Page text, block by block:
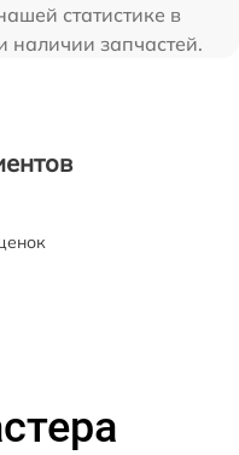
статистике в
наличии запчастей.